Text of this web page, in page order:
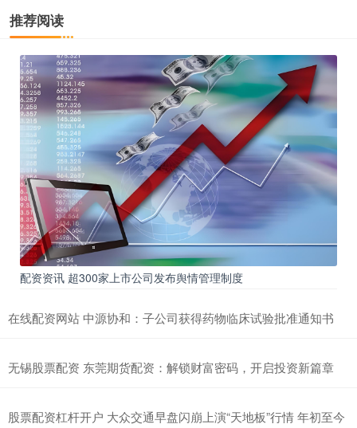
推荐阅读
配资资讯 超300家上市公司发布舆情管理制度
在线配资网站 中源协和：子公司获得药物临床试验批准通知书
无锡股票配资 东莞期货配资：解锁财富密码，开启投资新篇章
股票配资杠杆开户 大众交通早盘闪崩上演“天地板”行情 年初至今